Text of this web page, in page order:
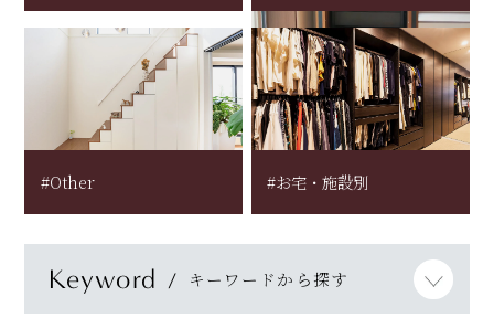
#Other #お宅・施設別
Keyword キーワードから探す